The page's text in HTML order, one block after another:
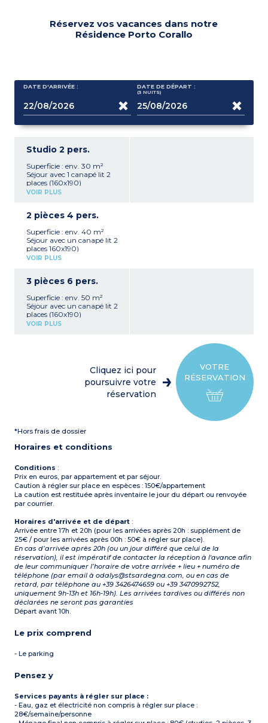
Réservez vos vacances dans notre
Résidence Porto Corallo
DATE D'ARRIVÉE : DATE DE DÉPART :
(3 NUITS)
Studio 2 pers.
Superficie : env. 30 m²
Séjour avec 1 canapé lit 2
places (160x190)
Coin cuisine équipé
VOIR PLUS
2 pièces 4 pers.
Superficie : env. 40 m²
Séjour avec un canapé lit 2
places 160x190)
Coin cuisine équipé
Salle d’eau, WC
VOIR PLUS
3 pièces 6 pers.
Superficie : env. 50 m²
Séjour avec un canapé lit 2
places (160x190)
Coin cuisine équipé
VOIR PLUS
VOTRE
RÉSERVATION
Cliquez ici pour
poursuivre votre
réservation
*Hors frais de dossier
Horaires et conditions
Conditions :
Prix en euros, par appartement et par séjour.
Caution à régler sur place en espèces : 150€/appartement
La caution est restituée après inventaire le jour du départ ou renvoyée
par courrier.
Horaires d'arrivée et de départ :
Arrivée entre 17h et 20h (pour les arrivées après 20h : supplément de
25€ / pour les arrivées après 00h : 50€ à régler sur place).
En cas d’arrivée après 20h (ou un jour différé que celui de la
réservation), il est impératif de contacter la réception à l'avance afin
de leur communiquer l’horaire de votre arrivée + lieu + numéro de
téléphone (par email à odalys@stsardegna.com, ou en cas de
retard, par téléphone au +39 3426474659 ou +39 3470992752,
uniquement 9h-13h et 16h-19h). Les arrivées tardives ou différés non
déclarées ne seront pas garanties
Départ avant 10h.
Le prix comprend
- Le parking
Pensez y
Services payants à régler sur place :
- Eau, gaz et électricité non compris à régler sur place :
28€/semaine/personne